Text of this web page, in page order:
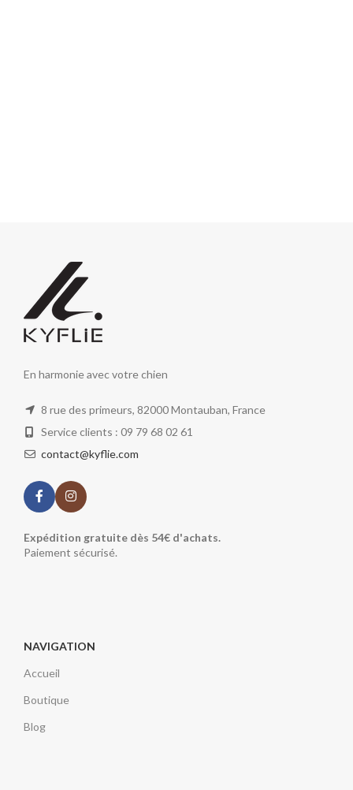
En harmonie avec votre chien
8 rue des primeurs, 82000 Montauban, France
Service clients : 09 79 68 02 61
contact@kyflie.com
Expédition gratuite dès 54€ d'achats.
Paiement sécurisé.
NAVIGATION
Accueil
Boutique
Blog